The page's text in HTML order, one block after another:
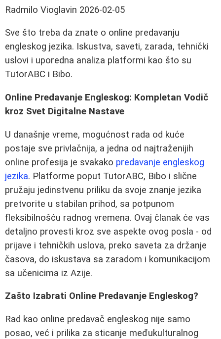
Radmilo Vioglavin 2026-02-05
Sve što treba da znate o online predavanju
engleskog jezika. Iskustva, saveti, zarada, tehnički
uslovi i uporedna analiza platformi kao što su
TutorABC i Bibo.
Online Predavanje Engleskog: Kompletan Vodič
kroz Svet Digitalne Nastave
U današnje vreme, mogućnost rada od kuće
postaje sve privlačnija, a jedna od najtraženijih
online profesija je svakako predavanje engleskog
jezika. Platforme poput TutorABC, Bibo i slične
pružaju jedinstvenu priliku da svoje znanje jezika
pretvorite u stabilan prihod, sa potpunom
fleksibilnošću radnog vremena. Ovaj članak će vas
detaljno provesti kroz sve aspekte ovog posla - od
prijave i tehničkih uslova, preko saveta za držanje
časova, do iskustava sa zaradom i komunikacijom
sa učenicima iz Azije.
Zašto Izabrati Online Predavanje Engleskog?
Rad kao online predavač engleskog nije samo
posao, već i prilika za sticanje međukulturalnog